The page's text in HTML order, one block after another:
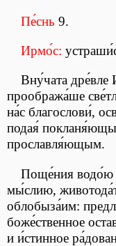
Пе́снь 9.
Ирмо́с:
Вну́чата дре́вле
прообража́ше
на́с благослови́,
подая́
прославля́ющым.
Поще́ния водо́ю
мы́слию,
облобыза́им:
боже́ственное
и и́стинное